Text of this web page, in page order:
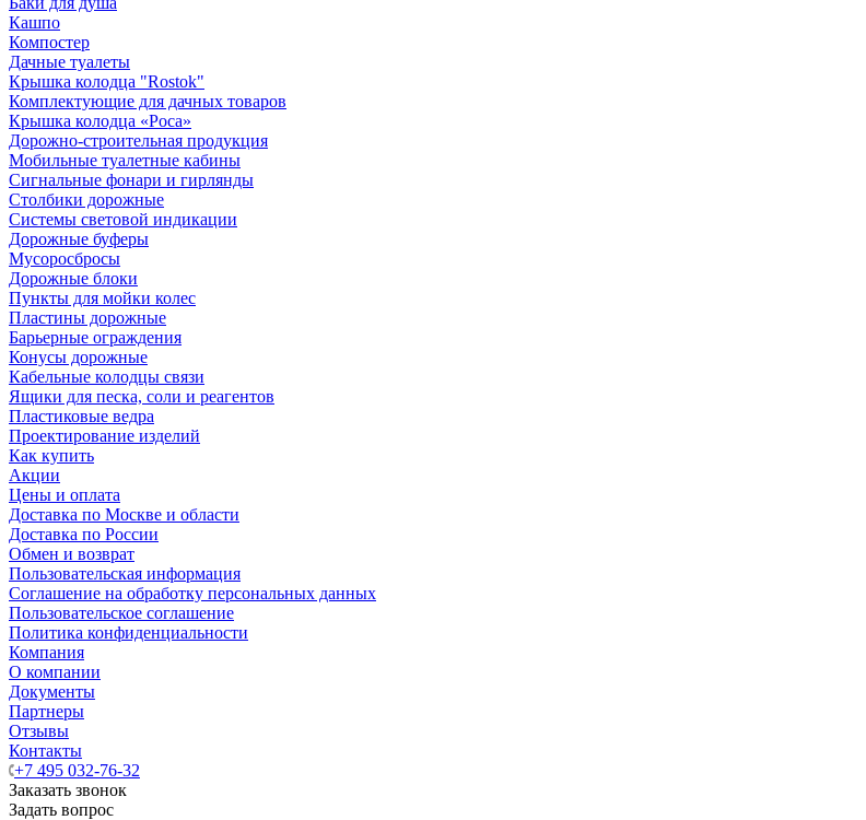
Кашпо
Компостер
Дачные туалеты
Крышка колодца "Rostok"
Комплектующие для дачных товаров
Крышка колодца «Роса»
Дорожно-строительная продукция
Мобильные туалетные кабины
Сигнальные фонари и гирлянды
Столбики дорожные
Системы световой индикации
Дорожные буферы
Мусоросбросы
Дорожные блоки
Пункты для мойки колес
Пластины дорожные
Барьерные ограждения
Конусы дорожные
Кабельные колодцы связи
Ящики для песка, соли и реагентов
Пластиковые ведра
Проектирование изделий
Как купить
Акции
Цены и оплата
Доставка по Москве и области
Доставка по России
Обмен и возврат
Пользовательская информация
Соглашение на обработку персональных данных
Пользовательское соглашение
Политика конфиденциальности
Компания
О компании
Документы
Партнеры
Отзывы
Контакты
+7 495 032-76-32
Заказать звонок
Задать вопрос